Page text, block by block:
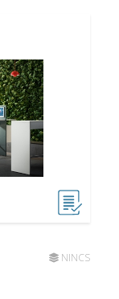
NINCS